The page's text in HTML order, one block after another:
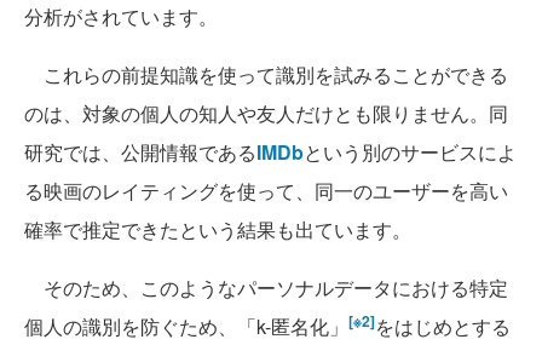
分析がされています。
これらの前提知識を使って識別を試みることができる
のは、対象の個人の知人や友人だけとも限りません。同
研究では、公開情報であるIMDbという別のサービスによ
る映画のレイティングを使って、同一のユーザーを高い
確率で推定できたという結果も出ています。
そのため、このようなパーソナルデータにおける特定
個人の識別を防ぐため、「k-匿名化」 [※2]をはじめとする